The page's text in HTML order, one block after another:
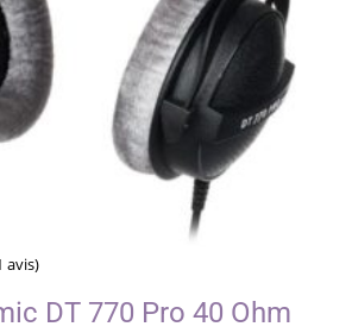
avis)
DT 770 Pro 40 Ohm